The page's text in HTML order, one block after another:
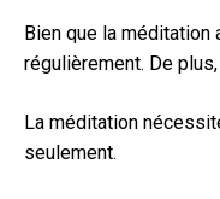
Bien que la
régulièrement. De
La méditation
seulement.